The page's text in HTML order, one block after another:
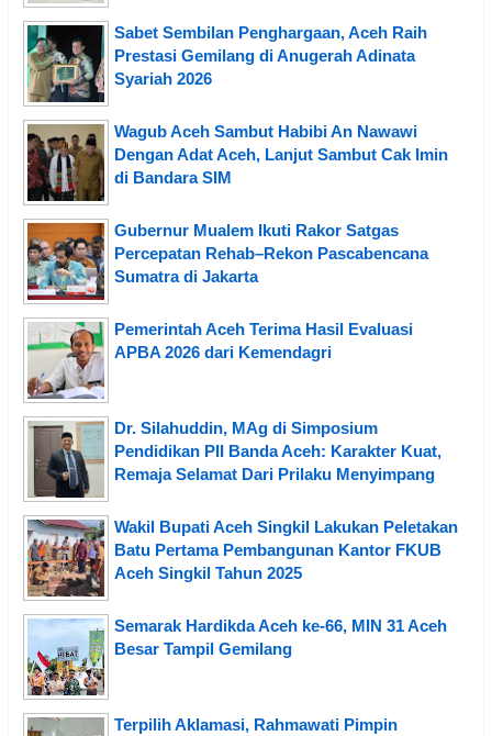
Sabet Sembilan Penghargaan, Aceh Raih
Prestasi Gemilang di Anugerah Adinata
Syariah 2026
Wagub Aceh Sambut Habibi An Nawawi
Dengan Adat Aceh, Lanjut Sambut Cak Imin
di Bandara SIM
Gubernur Mualem Ikuti Rakor Satgas
Percepatan Rehab–Rekon Pascabencana
Sumatra di Jakarta
Pemerintah Aceh Terima Hasil Evaluasi
APBA 2026 dari Kemendagri
Dr. Silahuddin, MAg di Simposium
Pendidikan PII Banda Aceh: Karakter Kuat,
Remaja Selamat Dari Prilaku Menyimpang
Wakil Bupati Aceh Singkil Lakukan Peletakan
Batu Pertama Pembangunan Kantor FKUB
Aceh Singkil Tahun 2025
Semarak Hardikda Aceh ke-66, MIN 31 Aceh
Besar Tampil Gemilang
Terpilih Aklamasi, Rahmawati Pimpin